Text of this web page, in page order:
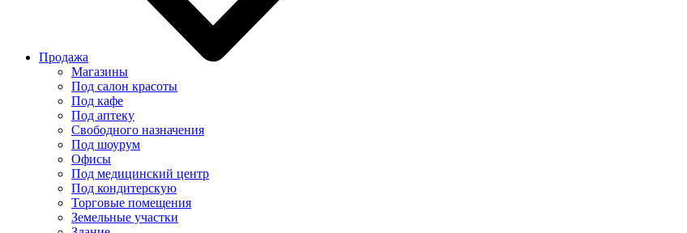
Продажа
Магазины
Под салон красоты
Под кафе
Под аптеку
Свободного назначения
Под шоурум
Офисы
Под медицинский центр
Под кондитерскую
Торговые помещения
Земельные участки